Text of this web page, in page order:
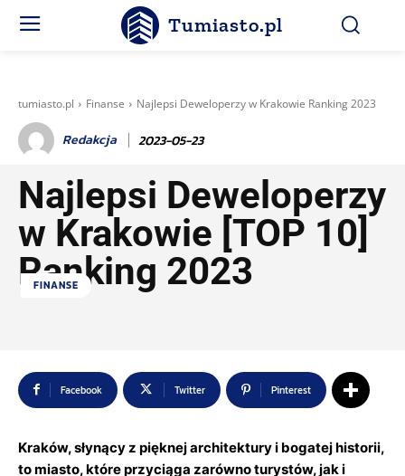
Tumiasto.pl
tumiasto.pl Finanse Najlepsi Deweloperzy w Krakowie Ranking 2023
Redakcja 2023-05-23
Najlepsi Deweloperzy
w Krakowie [TOP 10]
Ranking 2023
FINANSE
Facebook Twitter Pinterest
Kraków, słynący z pięknej architektury i bogatej historii,
to miasto, które przyciąga zarówno turystów, jak i